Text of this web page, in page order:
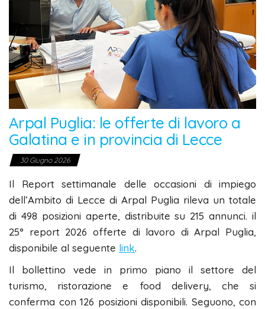
Arpal Puglia: le offerte di lavoro a
Galatina e in provincia di Lecce
30 Giugno 2026
Il Report settimanale delle occasioni di impiego
dell’Ambito di Lecce di Arpal Puglia rileva un totale
di 498 posizioni aperte, distribuite su 215 annunci. il
25° report 2026 offerte di lavoro di Arpal Puglia,
disponibile al seguente link.
Il bollettino vede in primo piano il settore del
turismo, ristorazione e food delivery, che si
conferma con 126 posizioni disponibili. Seguono, con